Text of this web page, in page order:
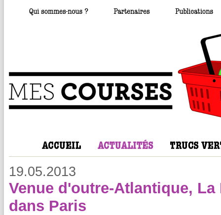
19.05.2013
Venue d'outre-Atlantique,
dans Paris